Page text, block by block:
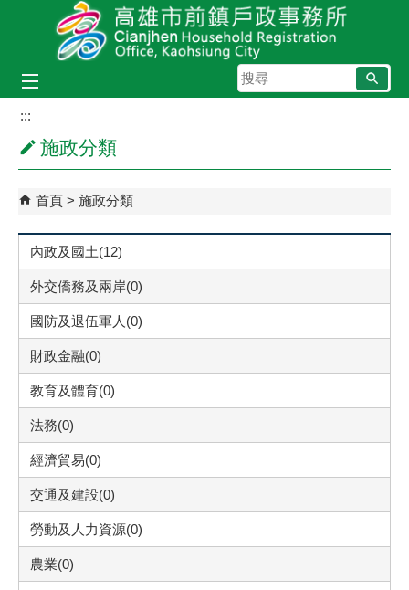
跳到主要內容區塊
搜
尋
:::
施政分類
首頁 施政分類
內政及國土(12)
外交僑務及兩岸(0)
國防及退伍軍人(0)
財政金融(0)
教育及體育(0)
法務(0)
經濟貿易(0)
交通及建設(0)
勞動及人力資源(0)
農業(0)